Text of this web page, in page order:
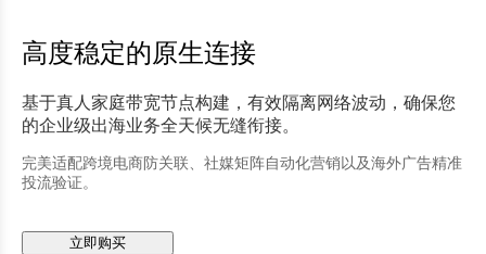
高度稳定的原生连接
基于真人家庭带宽节点构建，有效隔离网络波动，确保您
的企业级出海业务全天候无缝衔接。
完美适配跨境电商防关联、社媒矩阵自动化营销以及海外广告精准
投流验证。
立即购买